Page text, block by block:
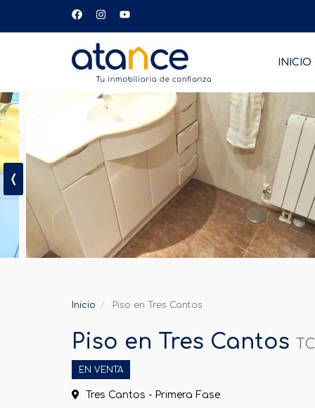
INICIO
‹
Inicio Piso en Tres Cantos
Piso en Tres Cantos
EN VENTA
Tres Cantos - Primera Fase